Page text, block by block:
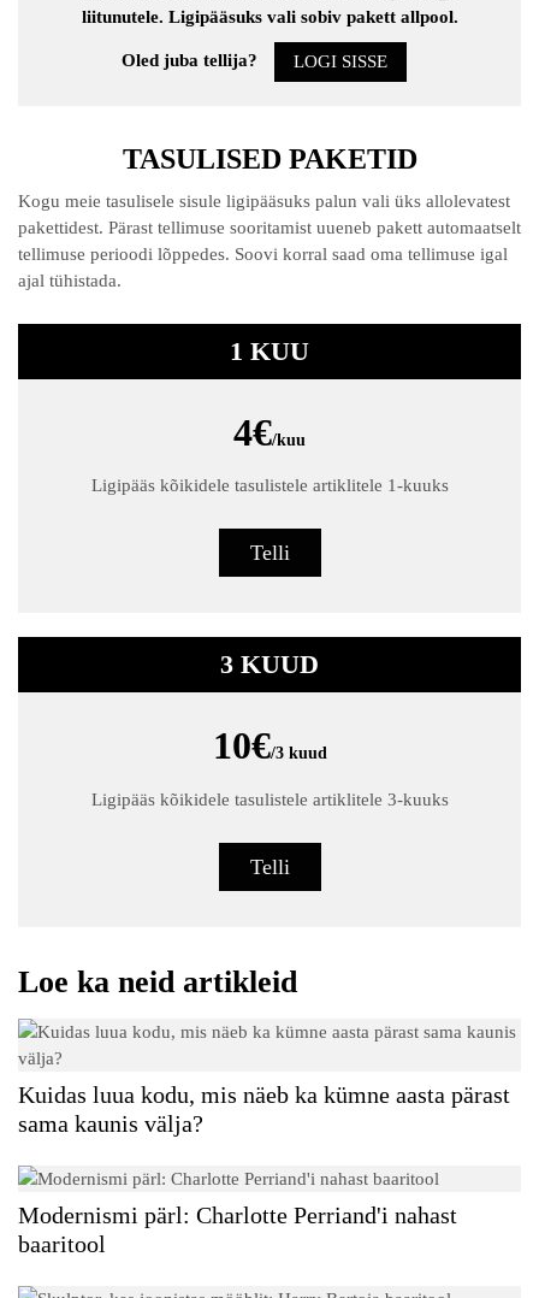
liitunutele. Ligipääsuks vali sobiv pakett allpool.
Oled juba tellija? LOGI SISSE
TASULISED PAKETID
Kogu meie tasulisele sisule ligipääsuks palun vali üks allolevatest
pakettidest. Pärast tellimuse sooritamist uueneb pakett automaatselt
tellimuse perioodi lõppedes. Soovi korral saad oma tellimuse igal
ajal tühistada.
1 KUU
4€/kuu
Ligipääs kõikidele tasulistele artiklitele 1-kuuks
Telli
3 KUUD
10€/3 kuud
Ligipääs kõikidele tasulistele artiklitele 3-kuuks
Telli
Loe ka neid artikleid
Kuidas luua kodu, mis näeb ka kümne aasta pärast
sama kaunis välja?
Modernismi pärl: Charlotte Perriand'i nahast
baaritool